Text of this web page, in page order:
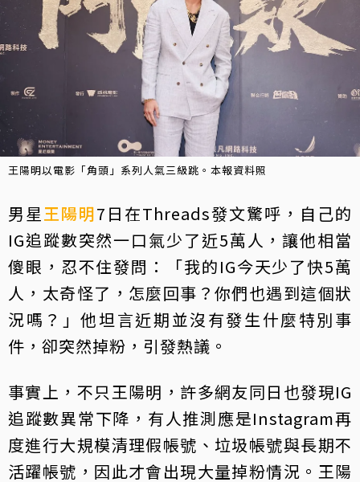
王陽明以電影「角頭」系列人氣三級跳。本報資料照
男星 王陽明7日在Threads發文驚呼，自己的
IG追蹤數突然一口氣少了近5萬人，讓他相當
傻眼，忍不住發問：「我的IG今天少了快5萬
人，太奇怪了，怎麼回事？你們也遇到這個狀
況嗎？」他坦言近期並沒有發生什麼特別事
件，卻突然掉粉，引發熱議。
事實上，不只王陽明，許多網友同日也發現IG
追蹤數異常下降，有人推測應是Instagram再
度進行大規模清理假帳號、垃圾帳號與長期不
活躍帳號，因此才會出現大量掉粉情況。王陽